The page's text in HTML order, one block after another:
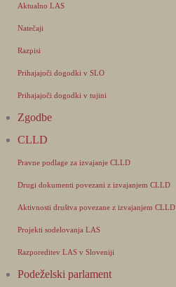
Aktualno LAS
Natečaji
Razpisi
Prihajajoči dogodki v SLO
Prihajajoči dogodki v tujini
Zgodbe
CLLD
Pravne podlage za izvajanje CLLD
Drugi dokumenti povezani z izvajanjem CLLD
Aktivnosti društva povezane z izvajanjem CLLD
Projekti sodelovanja LAS
Razporeditev LAS v Sloveniji
Podeželski parlament